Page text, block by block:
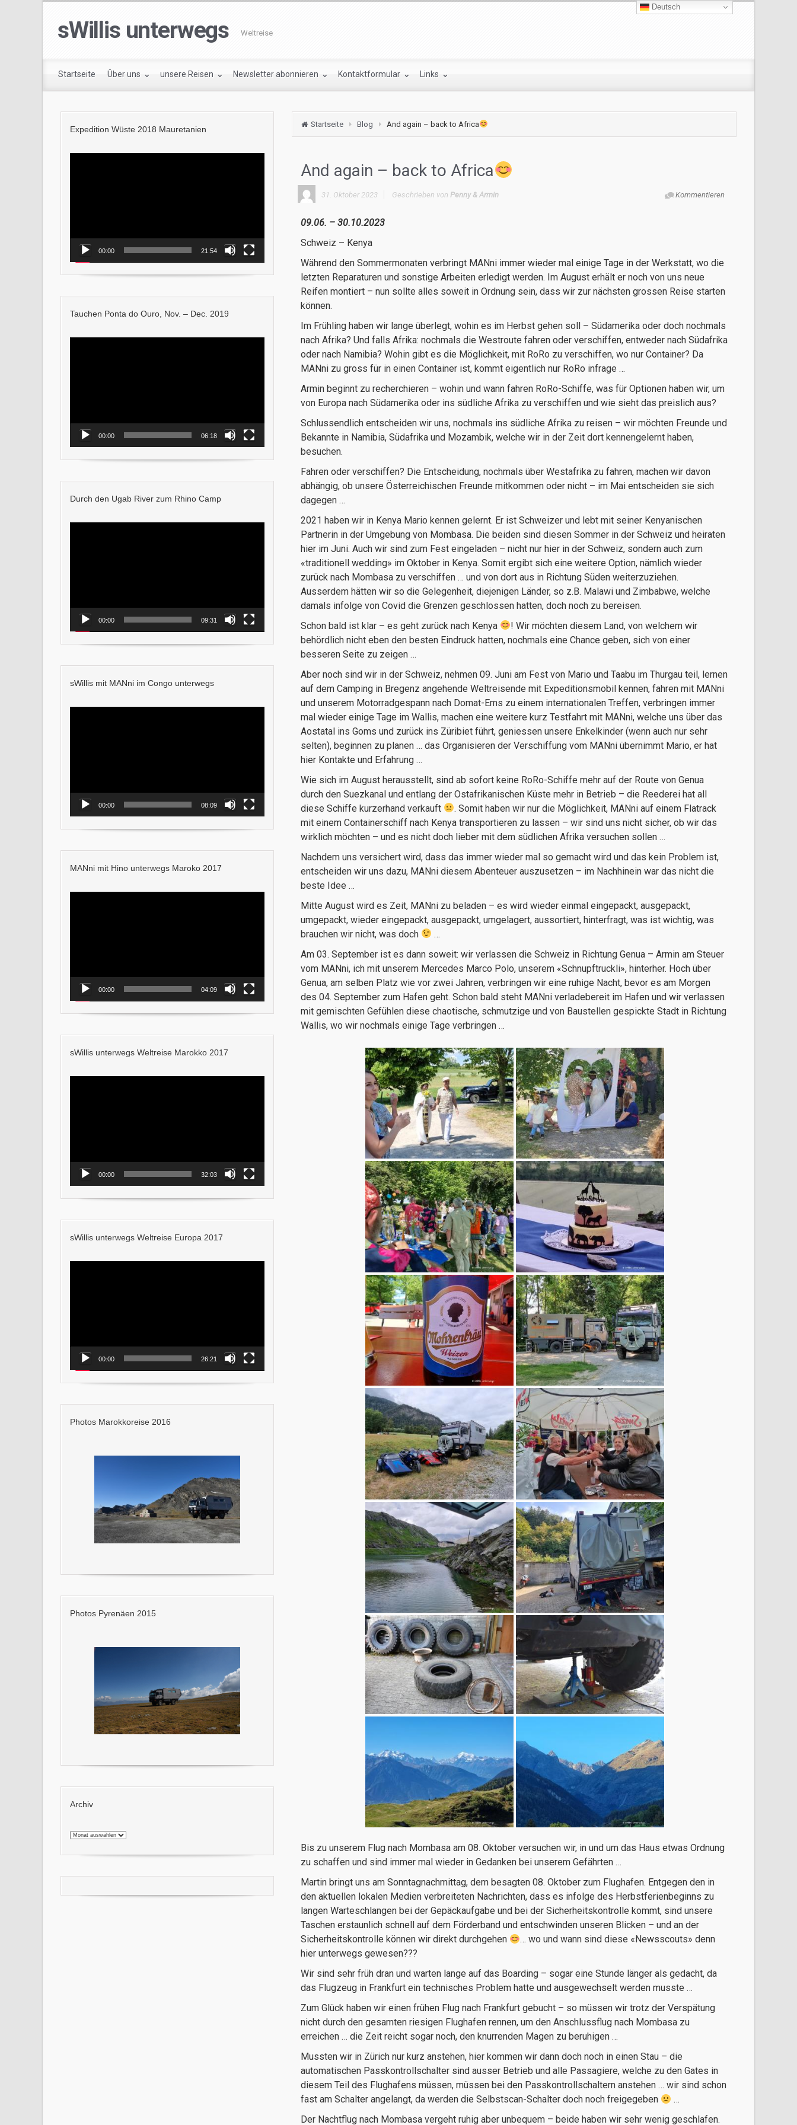
sWillis unterwegs Weltreise
Startseite Über uns unsere Reisen Newsletter abonnieren Kontaktformular Links
Startseite Blog And again – back to Africa
And again – back to Africa
31. Oktober 2023 Kommentieren
Geschrieben von Penny & Armin
09.06. – 30.10.2023
Schweiz – Kenya
Während den Sommermonaten verbringt MANni immer wieder mal einige Tage in der Werkstatt, wo die
letzten Reparaturen und sonstige Arbeiten erledigt werden. Im August erhält er noch von uns neue
Reifen montiert – nun sollte alles soweit in Ordnung sein, dass wir zur nächsten grossen Reise starten
können.
Im Frühling haben wir lange überlegt, wohin es im Herbst gehen soll – Südamerika oder doch nochmals
nach Afrika? Und falls Afrika: nochmals die Westroute fahren oder verschiffen, entweder nach Südafrika
oder nach Namibia? Wohin gibt es die Möglichkeit, mit RoRo zu verschiffen, wo nur Container? Da
MANni zu gross für in einen Container ist, kommt eigentlich nur RoRo infrage …
Armin beginnt zu recherchieren – wohin und wann fahren RoRo-Schiffe, was für Optionen haben wir, um
von Europa nach Südamerika oder ins südliche Afrika zu verschiffen und wie sieht das preislich aus?
Schlussendlich entscheiden wir uns, nochmals ins südliche Afrika zu reisen – wir möchten Freunde und
Bekannte in Namibia, Südafrika und Mozambik, welche wir in der Zeit dort kennengelernt haben,
besuchen.
Fahren oder verschiffen? Die Entscheidung, nochmals über Westafrika zu fahren, machen wir davon
abhängig, ob unsere Österreichischen Freunde mitkommen oder nicht – im Mai entscheiden sie sich
dagegen …
2021 haben wir in Kenya Mario kennen gelernt. Er ist Schweizer und lebt mit seiner Kenyanischen
Partnerin in der Umgebung von Mombasa. Die beiden sind diesen Sommer in der Schweiz und heiraten
hier im Juni. Auch wir sind zum Fest eingeladen – nicht nur hier in der Schweiz, sondern auch zum
«traditionell wedding» im Oktober in Kenya. Somit ergibt sich eine weitere Option, nämlich wieder
zurück nach Mombasa zu verschiffen … und von dort aus in Richtung Süden weiterzuziehen.
Ausserdem hätten wir so die Gelegenheit, diejenigen Länder, so z.B. Malawi und Zimbabwe, welche
damals infolge von Covid die Grenzen geschlossen hatten, doch noch zu bereisen.
Schon bald ist klar – es geht zurück nach Kenya
! Wir möchten diesem Land, von welchem wir
behördlich nicht eben den besten Eindruck hatten, nochmals eine Chance geben, sich von einer
besseren Seite zu zeigen …
Aber noch sind wir in der Schweiz, nehmen 09. Juni am Fest von Mario und Taabu im Thurgau teil, lernen
auf dem Camping in Bregenz angehende Weltreisende mit Expeditionsmobil kennen, fahren mit MANni
und unserem Motorradgespann nach Domat-Ems zu einem internationalen Treffen, verbringen immer
mal wieder einige Tage im Wallis, machen eine weitere kurz Testfahrt mit MANni, welche uns über das
Aostatal ins Goms und zurück ins Züribiet führt, geniessen unsere Enkelkinder (wenn auch nur sehr
selten), beginnen zu planen … das Organisieren der Verschiffung vom MANni übernimmt Mario, er hat
hier Kontakte und Erfahrung …
Wie sich im August herausstellt, sind ab sofort keine RoRo-Schiffe mehr auf der Route von Genua
durch den Suezkanal und entlang der Ostafrikanischen Küste mehr in Betrieb – die Reederei hat all
diese Schiffe kurzerhand verkauft
. Somit haben wir nur die Möglichkeit, MANni auf einem Flatrack
mit einem Containerschiff nach Kenya transportieren zu lassen – wir sind uns nicht sicher, ob wir das
wirklich möchten – und es nicht doch lieber mit dem südlichen Afrika versuchen sollen …
Nachdem uns versichert wird, dass das immer wieder mal so gemacht wird und das kein Problem ist,
entscheiden wir uns dazu, MANni diesem Abenteuer auszusetzen – im Nachhinein war das nicht die
beste Idee …
Mitte August wird es Zeit, MANni zu beladen – es wird wieder einmal eingepackt, ausgepackt,
umgepackt, wieder eingepackt, ausgepackt, umgelagert, aussortiert, hinterfragt, was ist wichtig, was
brauchen wir nicht, was doch
…
Am 03. September ist es dann soweit: wir verlassen die Schweiz in Richtung Genua – Armin am Steuer
vom MANni, ich mit unserem Mercedes Marco Polo, unserem «Schnupftruckli», hinterher. Hoch über
Genua, am selben Platz wie vor zwei Jahren, verbringen wir eine ruhige Nacht, bevor es am Morgen
des 04. September zum Hafen geht. Schon bald steht MANni verladebereit im Hafen und wir verlassen
mit gemischten Gefühlen diese chaotische, schmutzige und von Baustellen gespickte Stadt in Richtung
Wallis, wo wir nochmals einige Tage verbringen …
Bis zu unserem Flug nach Mombasa am 08. Oktober versuchen wir, in und um das Haus etwas Ordnung
zu schaffen und sind immer mal wieder in Gedanken bei unserem Gefährten …
Martin bringt uns am Sonntagnachmittag, dem besagten 08. Oktober zum Flughafen. Entgegen den in
den aktuellen lokalen Medien verbreiteten Nachrichten, dass es infolge des Herbstferienbeginns zu
langen Warteschlangen bei der Gepäckaufgabe und bei der Sicherheitskontrolle kommt, sind unsere
Taschen erstaunlich schnell auf dem Förderband und entschwinden unseren Blicken – und an der
Sicherheitskontrolle können wir direkt durchgehen
… wo und wann sind diese «Newsscouts» denn
hier unterwegs gewesen???
Wir sind sehr früh dran und warten lange auf das Boarding – sogar eine Stunde länger als gedacht, da
das Flugzeug in Frankfurt ein technisches Problem hatte und ausgewechselt werden musste …
Zum Glück haben wir einen frühen Flug nach Frankfurt gebucht – so müssen wir trotz der Verspätung
nicht durch den gesamten riesigen Flughafen rennen, um den Anschlussflug nach Mombasa zu
erreichen … die Zeit reicht sogar noch, den knurrenden Magen zu beruhigen …
Mussten wir in Zürich nur kurz anstehen, hier kommen wir dann doch noch in einen Stau – die
automatischen Passkontrollschalter sind ausser Betrieb und alle Passagiere, welche zu den Gates in
diesem Teil des Flughafens müssen, müssen bei den Passkontrollschaltern anstehen … wir sind schon
fast am Schalter angelangt, da werden die Selbstscan-Schalter doch noch freigegeben
…
Der Nachtflug nach Mombasa vergeht ruhig aber unbequem – beide haben wir sehr wenig geschlafen.
Expedition Wüste 2018 Mauretanien
00:00 21:54
Tauchen Ponta do Ouro, Nov. – Dec. 2019
00:00 06:18
Durch den Ugab River zum Rhino Camp
00:00 09:31
sWillis mit MANni im Congo unterwegs
00:00 08:09
MANni mit Hino unterwegs Maroko 2017
00:00 04:09
sWillis unterwegs Weltreise Marokko 2017
00:00 32:03
sWillis unterwegs Weltreise Europa 2017
00:00 26:21
Photos Marokkoreise 2016
Photos Pyrenäen 2015
Archiv
Archiv
Deutsch